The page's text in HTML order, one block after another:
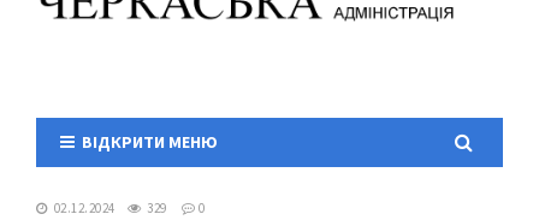
ВІДКРИТИ МЕНЮ
02.12.2024 329
0